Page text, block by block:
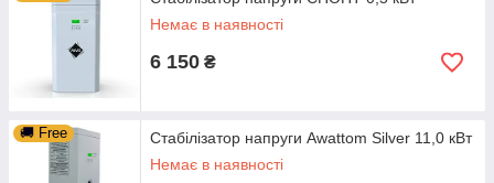
Немає в наявності
6 150 ₴
🚚 Free
Стабілізатор напруги Awattom Silver 11,0 кВт
Немає в наявності